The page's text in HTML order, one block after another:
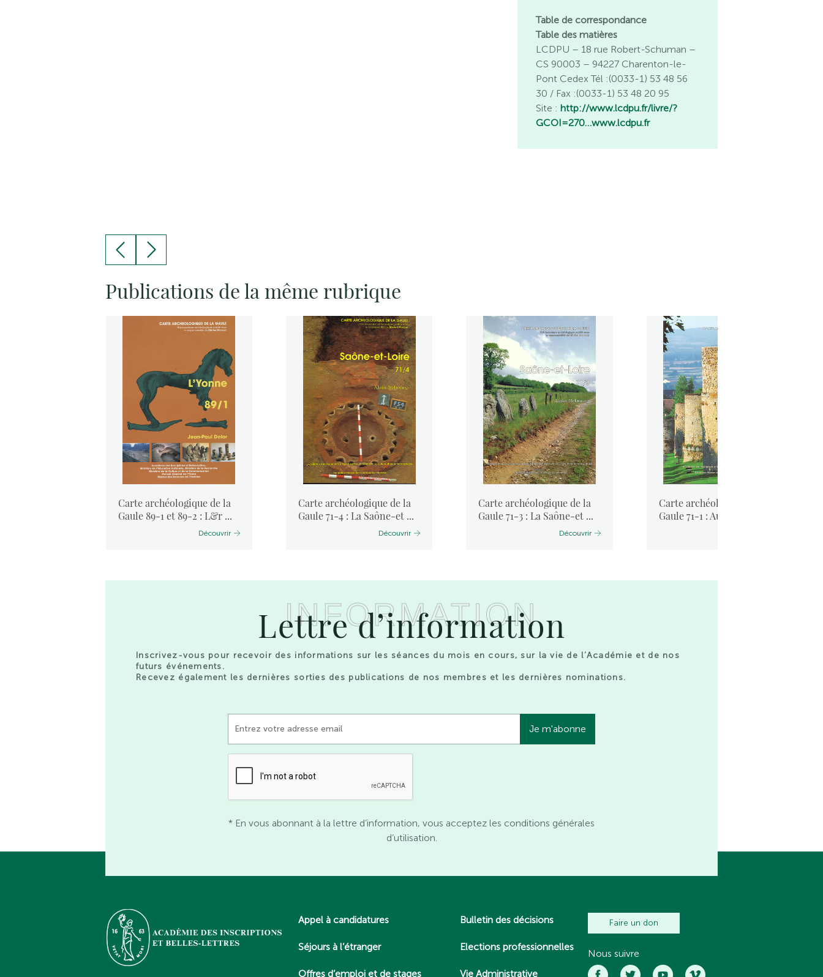
Table de correspondance
Table des matières
LCDPU – 18 rue Robert-Schuman –
CS 90003 – 94227 Charenton-le-
Pont Cedex Tél :(0033-1) 53 48 56
30 / Fax :(0033-1) 53 48 20 95
Site :http://www.lcdpu.fr/livre/?
GCOI=270…www.lcdpu.fr
Publications de la même rubrique
Carte archéologique de la
Gaule 89-1 et 89-2 : L&r ...
Découvrir
Carte archéologique de la
Gaule 71-4 : La Saône-et ...
Découvrir
Carte archéologique de la
Gaule 71-3 : La Saône-et ...
Découvrir
Carte archéologique de la
Gaule 71-1 : Autun
INFORMATION
Lettre d’information
Inscrivez-vous pour recevoir des informations sur les séances du mois en cours, sur la vie de l’Académie et de nos
futurs événements.
Recevez également les dernières sorties des publications de nos membres et les dernières nominations.
* En vous abonnant à la lettre d’information, vous acceptez les conditions générales
d’utilisation.
Appel à candidatures
Séjours à l’étranger
Offres d’emploi et de stages
Bulletin des décisions
Elections professionnelles
Vie Administrative
Faire un don
Nous suivre